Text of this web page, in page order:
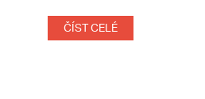
ČÍST CELÉ